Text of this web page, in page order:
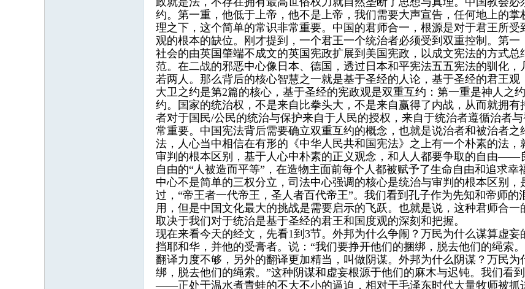
约。第一重，他低于上帝，他不是上帝，我们需要大声宣告，任何地上的
理之下，这个简单的常识非常重要。中国的君师合一，根源是对于君王所
观的根本的缺位。刚才提到，一个君王一个统治者必须受到双重控制。第
社会的由英国肇端不成文的英国宪政扩展到美国宪政，以成文宪法的方式
范。在二战的邪恶中心像日本、德国，透过日本和平宪法五五宪法的驯化
若两人。那么背后的核心智慧之一就是基于圣经的人论，基于圣经的君王观
大卫之约是第2篇的核心，基于圣经的宪政观是双重互约：第一重是神人之
约。国家的统治权，不是来自比拳头大，不是来自赢得了内战，从而就拥
者对于国民/公民的统治与保护来自于人民的授权，来自于统治者遵循治者
常重要。中国宪法背后需要确立双重互约的概念，也就是说治者和被治者
法，人心当中相信在有形的《中华人民共和国宪法》之上有一个朴素的法
审判的根本区别，基于人心中朴素的正义观念，和人人都要争取的自由——
自由的“人被造而平等”，在造物主面前每个人都被赋予了生命自由和追求
中心不是简单的三权分立，司法中心强调的核心是统治与审判的根本区别
过，“帝王者一代帝王，圣人者百代帝王”。我们看到孔子作为先知和帝师
用，但是中国文化最大的挑战是需要启示的飞跃。也就是说，这种君师合
取决于我们对于统治是基于圣经的君王和国度观的深刻和把握。
现在来看今天的经文，先看1到3节。外邦为什么争闹？万民为什么谋算虚
挡耶和华，并他的受膏者。说：“我们要挣开他们的捆绑，脱去他们的绳索
翻译力度不够，另外的翻译更加精当，叫做阴谋。外邦为什么阴谋？万民
绑，脱去他们的绳索。”这种阴谋和虚妄根源于他们的麻木与迟钝。我们看
——正处于温水煮青蛙的不大不小的逼迫，相对于毛泽东时代大量牧师被抓